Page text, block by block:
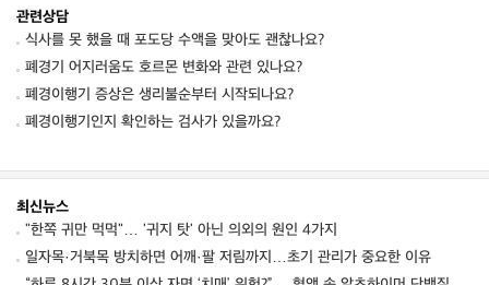
관련상담
식사를 못 했을 때 포도당 수액을 맞아도 괜찮나요?
폐경기 어지러움도 호르몬 변화와 관련 있나요?
폐경이행기 증상은 생리불순부터 시작되나요?
폐경이행기인지 확인하는 검사가 있을까요?
최신뉴스
"한쪽 귀만 먹먹"… '귀지 탓' 아닌 의외의 원인 4가지
일자목·거북목 방치하면 어깨·팔 저림까지…초기 관리가 중요한 이유